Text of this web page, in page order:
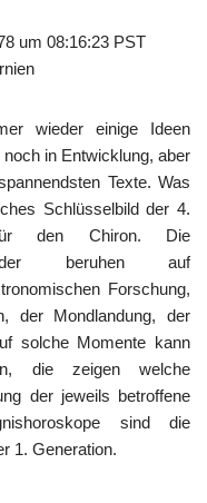
um 08:16:23 PST
wieder einige Ideen
in Entwicklung, aber
Texte. Was
Schlüsselbild der 4.
den Chiron. Die
beruhen auf
Forschung,
der Mondlandung, der
solche Momente kann
die zeigen welche
der jeweils betroffene
sind die
1. Generation.